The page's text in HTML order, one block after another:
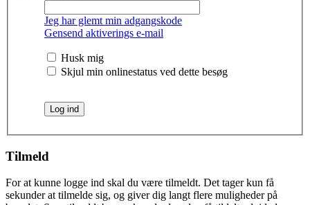
Jeg har glemt min adgangskode
Gensend aktiverings e-mail
Husk mig
Skjul min onlinestatus ved dette besøg
Tilmeld
For at kunne logge ind skal du være tilmeldt. Det tager kun få
sekunder at tilmelde sig, og giver dig langt flere muligheder på